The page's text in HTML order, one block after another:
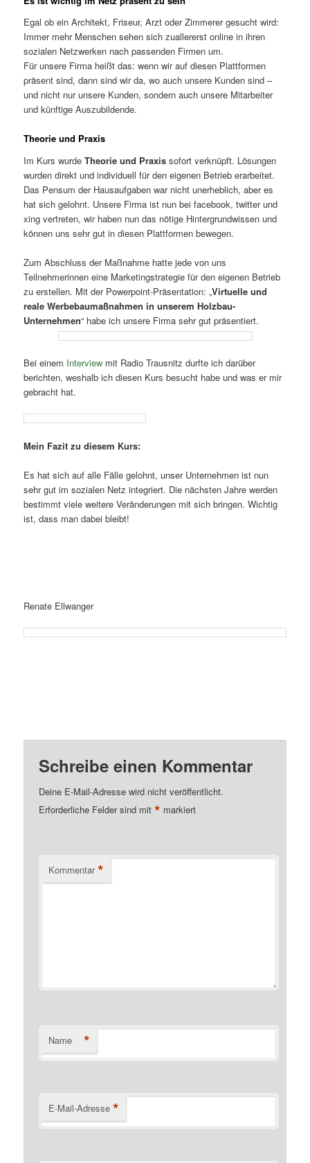
Egal ob ein Architekt, Friseur, Arzt oder Zimmerer gesucht wird:
Immer mehr Menschen sehen sich zuallererst online in ihren
sozialen Netzwerken nach passenden Firmen um.
Für unsere Firma heißt das: wenn wir auf diesen Plattformen
präsent sind, dann sind wir da, wo auch unsere Kunden sind –
und nicht nur unsere Kunden, sondern auch unsere Mitarbeiter
und künftige Auszubildende.
Theorie und Praxis
Im Kurs wurdeTheorie und Praxis sofort verknüpft. Lösungen
wurden direkt und individuell für den eigenen Betrieb erarbeitet.
Das Pensum der Hausaufgaben war nicht unerheblich, aber es
hat sich gelohnt. Unsere Firma ist nun bei facebook, twitter und
xing vertreten, wir haben nun das nötige Hintergrundwissen und
können uns sehr gut in diesen Plattformen bewegen.
Zum Abschluss der Maßnahme hatte jede von uns
Teilnehmerinnen eine Marketingstrategie für den eigenen Betrieb
zu erstellen. Mit der Powerpoint-Präsentation: „Virtuelle und
reale Werbebaumaßnahmen in unserem Holzbau-
Unternehmen“ habe ich unsere Firma sehr gut präsentiert.
Bei einem Interview mit Radio Trausnitz durfte ich darüber
berichten, weshalb ich diesen Kurs besucht habe und was er mir
gebracht hat.
Mein Fazit zu diesem Kurs:
Es hat sich auf alle Fälle gelohnt, unser Unternehmen ist nun
sehr gut im sozialen Netz integriert. Die nächsten Jahre werden
bestimmt viele weitere Veränderungen mit sich bringen. Wichtig
ist, dass man dabei bleibt!
Renate Ellwanger
Schreibe einen Kommentar
Deine E-Mail-Adresse wird nicht veröffentlicht.
Erforderliche Felder sind mit* markiert
Kommentar *
Name *
E-Mail-Adresse *